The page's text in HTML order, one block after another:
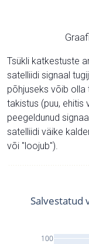
Tsükli katkestuste
satelliidi signaal
põhjuseks võib olla
takistus (puu, ehitis
peegeldunud
satelliidi väike
või "loojub").
100
Salvestatud